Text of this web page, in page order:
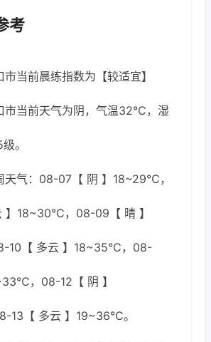
考
市当前晨练指数为【较适宜】
市当前天气为阴，气温32℃，湿
。
天气：08-07【 阴 】18~29℃，
】18~30℃，08-09【 晴 】
10【 多云 】18~35℃，08-
，08-12【 阴 】
【 多云 】19~36℃。